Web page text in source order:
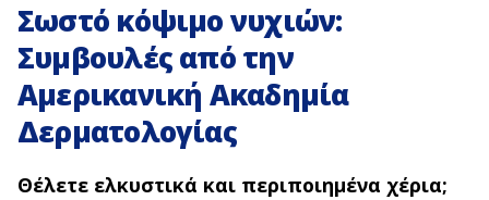
Σωστό κόψιμο νυχιών:
Συμβουλές από την
Αμερικανική Ακαδημία
Δερματολογίας
Θέλετε ελκυστικά και περιποιημένα χέρια;